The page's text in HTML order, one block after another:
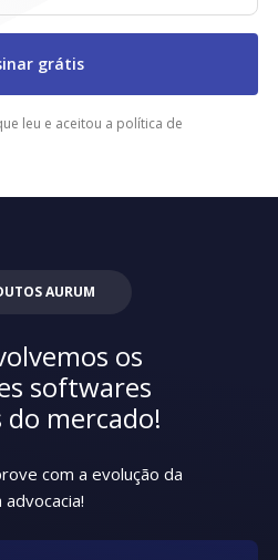
grátis
leu e aceitou a política de
AURUM
os
softwares
mercado!
com a evolução da
advocacia!